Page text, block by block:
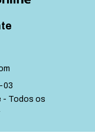
03
- Todos os